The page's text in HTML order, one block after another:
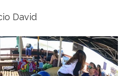
David